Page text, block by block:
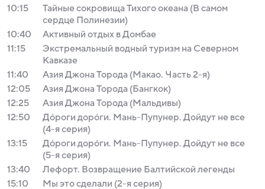
10:15
Тайные сокровища Тихого океана (В самом
сердце Полинезии)
10:40
Активный отдых в Домбае
11:15
Экстремальный водный туризм на Северном
Кавказе
11:40
Азия Джона Торода (Макао. Часть 2-я)
12:05
Азия Джона Торода (Бангкок)
12:25
Азия Джона Торода (Мальдивы)
12:50
Дóроги дорóги. Мань-Пупунер. Дойдут не все
(4-я серия)
13:15
Дóроги дорóги. Мань-Пупунер. Дойдут не все
(5-я серия)
13:40
Лефорт. Возвращение Балтийской легенды
15:10
Мы это сделали (2-я серия)